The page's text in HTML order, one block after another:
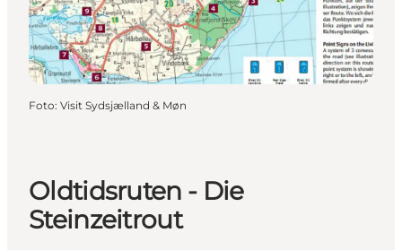
Foto: Visit Sydsjælland & Møn
Oldtidsruten - Die
Steinzeitrout